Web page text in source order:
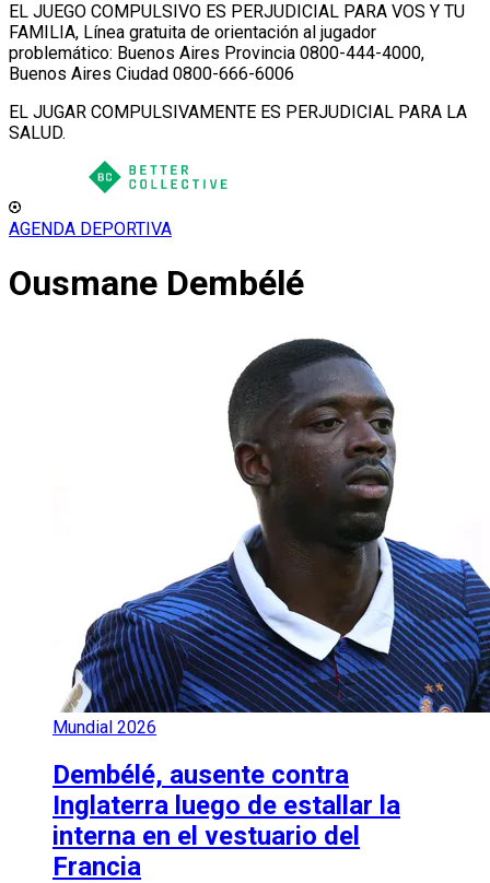
EL JUEGO COMPULSIVO ES PERJUDICIAL PARA VOS Y TU
FAMILIA, Línea gratuita de orientación al jugador
problemático: Buenos Aires Provincia 0800-444-4000,
Buenos Aires Ciudad 0800-666-6006
EL JUGAR COMPULSIVAMENTE ES PERJUDICIAL PARA LA
SALUD.
AGENDA DEPORTIVA
Ousmane Dembélé
Mundial 2026
Dembélé, ausente contra
Inglaterra luego de estallar la
interna en el vestuario del
Francia